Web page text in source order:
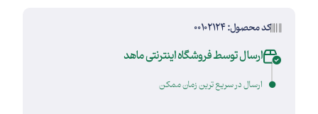
کد محصول: 00102124
ارسال توسط فروشگاه اینترنتی ماهد
ارسال در سریع ترین زمان ممکن